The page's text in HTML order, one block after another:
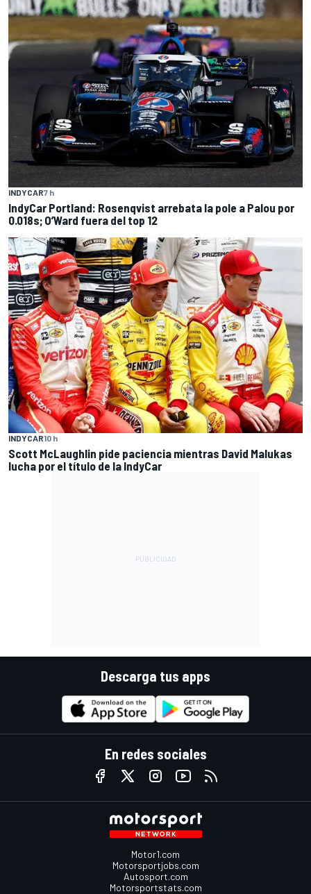
INDYCAR7 h
IndyCar Portland: Rosenqvist arrebata la pole a Palou por
0.018s; O’Ward fuera del top 12
INDYCAR10 h
Scott McLaughlin pide paciencia mientras David Malukas
lucha por el título de la IndyCar
Descarga tus apps
En redes sociales
Motor1.com
Motorsportjobs.com
Autosport.com
Motorsportstats.com